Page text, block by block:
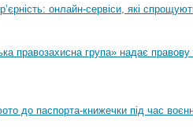
онлайн-сервіси, які
правозахисна група» надає правову
до паспорта-книжечки під час